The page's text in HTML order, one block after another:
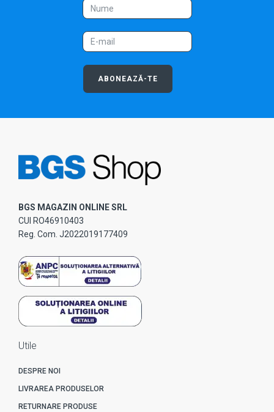
ABONEAZĂ-TE
BGS MAGAZIN ONLINE SRL
CUI RO46910403
Reg. Com. J2022019177409
Utile
DESPRE NOI
LIVRAREA PRODUSELOR
RETURNARE PRODUSE